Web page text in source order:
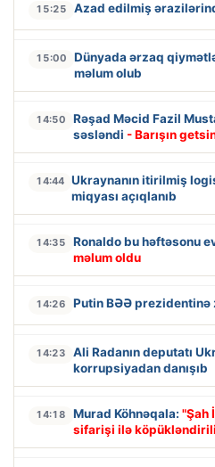
15:25 Azad edilmiş
15:00
Dünyada ərzaq
məlum olub
14:50
Rəşad Məcid Fazil
səsləndi - Barışın
14:44 Ukraynanın itirilmiş
miqyası açıqlanıb
14:35 Ronaldo bu həftəsonu
məlum oldu
14:26 Putin BƏƏ prezidentinə
14:23
Ali Radanın deputatı
korrupsiyadan danışıb
14:18 Murad Köhnəqala: "Şah
sifarişi ilə